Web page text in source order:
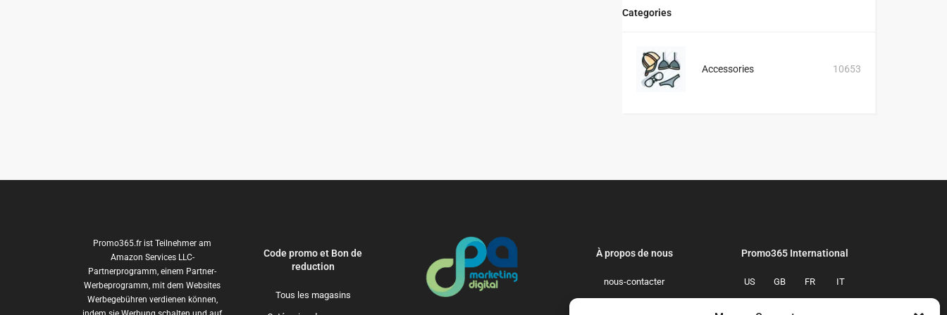
Categories
Accessories 10653
Promo365.fr ist Teilnehmer am
Amazon Services LLC-
Partnerprogramm, einem Partner-
Werbeprogramm, mit dem Websites
Werbegebühren verdienen können,
Code promo et Bon de
reduction
Tous les magasins
À propos de nous
nous-contacter
Promo365 International
US GB FR IT